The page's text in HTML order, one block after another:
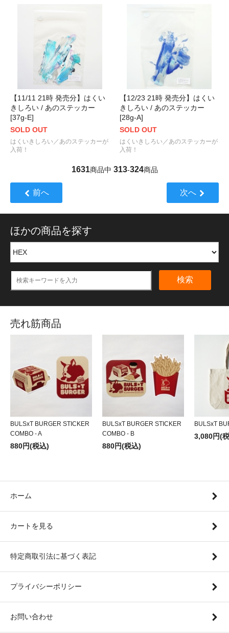
【11/11 21時 発売分】はくい
きしろい / あのステッカー
[37g-E]
SOLD OUT
はくいきしろい／あのステッカーが
入荷！
【12/23 21時 発売分】はくい
きしろい / あのステッカー
[28g-A]
SOLD OUT
はくいきしろい／あのステッカーが
入荷！
1631商品中 313-324商品
前へ 次へ
ほかの商品を探す
検索
売れ筋商品
BULSxT BURGER STICKER
COMBO - A
880円(税込)
BULSxT BURGER STICKER
COMBO - B
880円(税込)
BULSxT
3,080円(
ホーム
カートを見る
特定商取引法に基づく表記
プライバシーポリシー
お問い合わせ